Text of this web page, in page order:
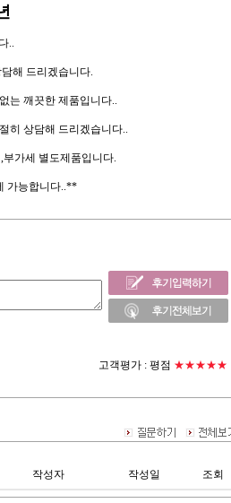
..
해 드리겠습니다.
는 깨끗한 제품입니다..
히 상담해 드리겠습니다..
가세 별도제품입니다.
가능합니다..**
고객평가 : 평점 ★★★★★
작성자 작성일 조회